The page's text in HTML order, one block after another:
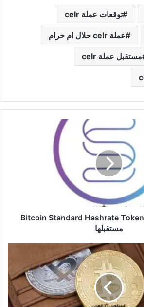
توقعات عملة celr
عملة celr حلال ام حرام
مستقبل عملة celr
عملة BTCST او Bitcoin Standard Hashrate Token
مستقبلها